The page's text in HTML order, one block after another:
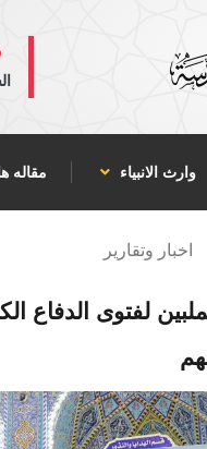
وارث الانبياء مقاله
اخبار وتقارير
لفتوى الدفاع